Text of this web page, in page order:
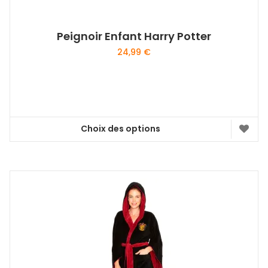
Peignoir Enfant Harry Potter
24,99 €
Choix des options
Ce
variations.
Les
options
peuvent
être
choisies